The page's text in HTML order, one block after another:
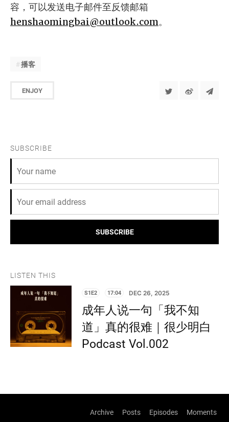
容，可以发送电子邮件至反馈邮箱
henshaomingbai@outlook.com。
播客
ENJOY
SUBSCRIBE
SUBSCRIBE
LISTEN THIS
S1E2 17:04 DEC 26, 2025
成年人说一句「我不知
道」真的很难｜很少明白
Podcast Vol.002
Archive Posts Episodes Moments